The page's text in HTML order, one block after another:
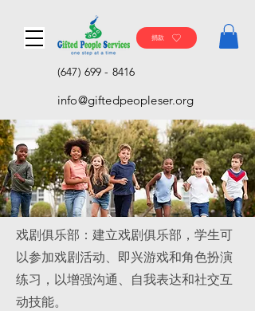
捐款
(647) 699 - 8416
info@giftedpeopleser.org
戏剧俱乐部：建立戏剧俱乐部，学生可
以参加戏剧活动、即兴游戏和角色扮演
练习，以增强沟通、自我表达和社交互
动技能。